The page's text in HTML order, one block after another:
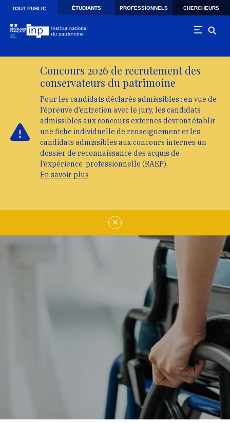
Skip to main navigation
Aller au contenu principal
TOUT PUBLIC ÉTUDIANTS PROFESSIONNELS CHERCHEURS
Concours 2026 de recrutement des
conservateurs du patrimoine
Pour les candidats déclarés admissibles : en vue de
l’épreuve d’entretien avec le jury, les candidats
admissibles aux concours externes devront établir
une fiche individuelle de renseignement et les
candidats admissibles aux concours internes un
dossier de reconnaissance des acquis de
l’expérience professionnelle (RAEP).
En savoir plus